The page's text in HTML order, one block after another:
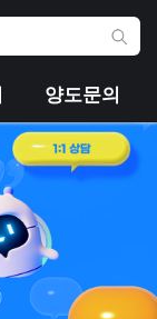
양도문의